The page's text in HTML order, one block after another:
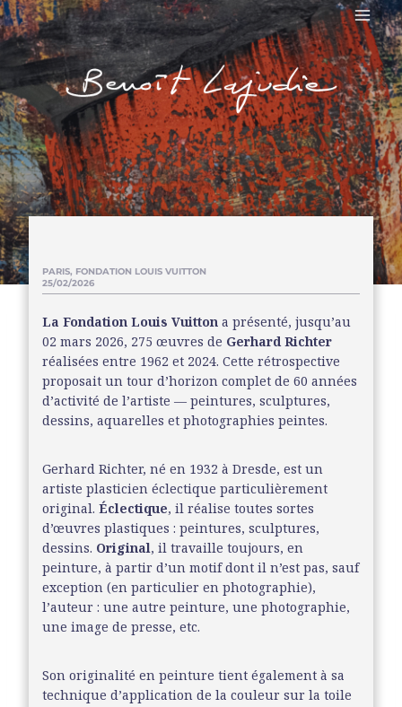
PARIS, FONDATION LOUIS VUITTON
25/02/2026
La Fondation Louis Vuitton a présenté, jusqu’au
02 mars 2026, 275 œuvres de Gerhard Richter
réalisées entre 1962 et 2024. Cette rétrospective
proposait un tour d’horizon complet de 60 années
d’activité de l’artiste — peintures, sculptures,
dessins, aquarelles et photographies peintes.
Gerhard Richter, né en 1932 à Dresde, est un
artiste plasticien éclectique particulièrement
original. Éclectique, il réalise toutes sortes
d’œuvres plastiques : peintures, sculptures,
dessins. Original, il travaille toujours, en
peinture, à partir d’un motif dont il n’est pas, sauf
exception (en particulier en photographie),
l’auteur : une autre peinture, une photographie,
une image de presse, etc.
Son originalité en peinture tient également à sa
technique d’application de la couleur sur la toile